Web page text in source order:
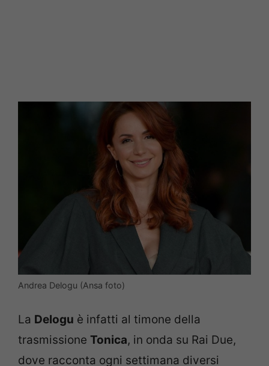
Andrea Delogu (Ansa foto)
La Delogu è infatti al timone della
trasmissione Tonica, in onda su Rai Due,
dove racconta ogni settimana diversi